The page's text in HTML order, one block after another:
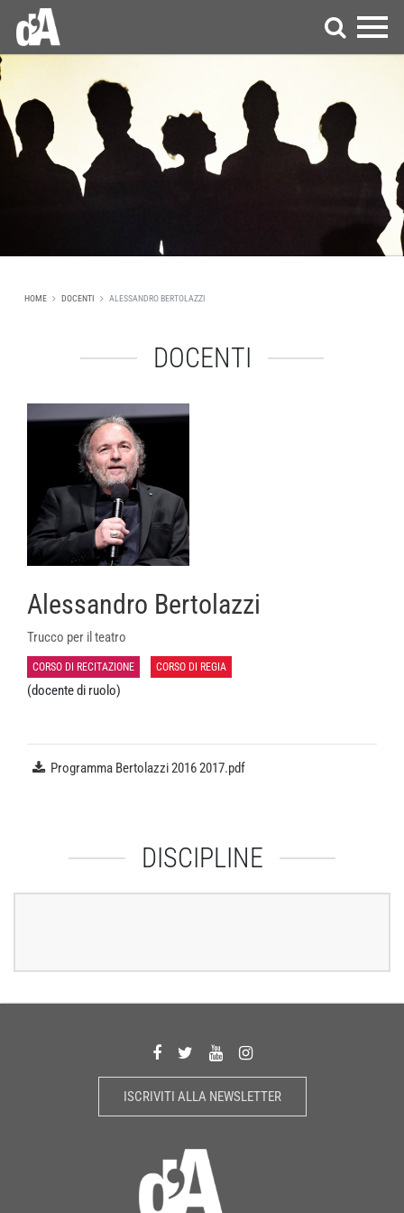
HOME DOCENTI ALESSANDRO BERTOLAZZI
DOCENTI
Alessandro Bertolazzi
Trucco per il teatro
CORSO DI RECITAZIONE CORSO DI REGIA
(docente di ruolo)
Programma Bertolazzi 2016 2017.pdf
DISCIPLINE
ISCRIVITI ALLA NEWSLETTER